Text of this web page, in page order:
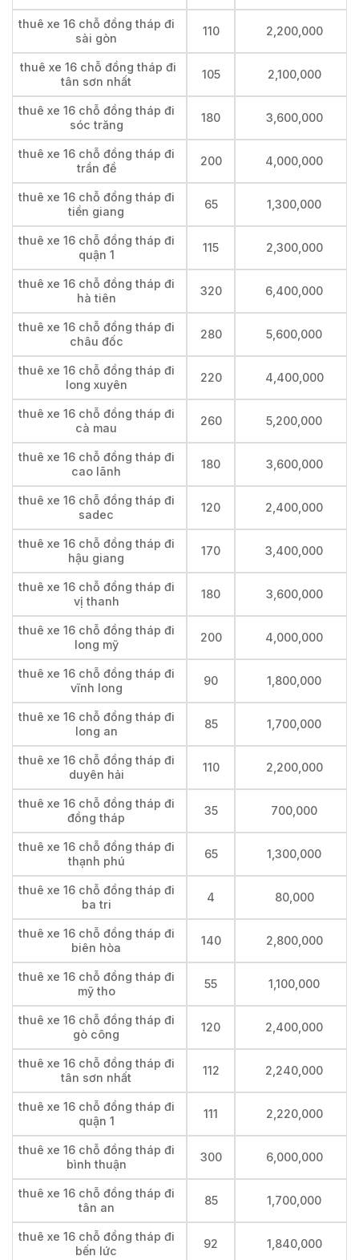
thuê xe 16 chỗ đồng tháp đi
sài gòn
110 2,200,000
thuê xe 16 chỗ đồng tháp đi
tân sơn nhất
105 2,100,000
thuê xe 16 chỗ đồng tháp đi
sóc trăng
180 3,600,000
thuê xe 16 chỗ đồng tháp đi
trần đề
200 4,000,000
thuê xe 16 chỗ đồng tháp đi
tiền giang
65 1,300,000
thuê xe 16 chỗ đồng tháp đi
quận 1
115 2,300,000
thuê xe 16 chỗ đồng tháp đi
hà tiên
320 6,400,000
thuê xe 16 chỗ đồng tháp đi
châu đốc
280 5,600,000
thuê xe 16 chỗ đồng tháp đi
long xuyên
220 4,400,000
thuê xe 16 chỗ đồng tháp đi
cà mau
260 5,200,000
thuê xe 16 chỗ đồng tháp đi
cao lãnh
180 3,600,000
thuê xe 16 chỗ đồng tháp đi
sadec
120 2,400,000
thuê xe 16 chỗ đồng tháp đi
hậu giang
170 3,400,000
thuê xe 16 chỗ đồng tháp đi
vị thanh
180 3,600,000
thuê xe 16 chỗ đồng tháp đi
long mỹ
200 4,000,000
thuê xe 16 chỗ đồng tháp đi
vĩnh long
90 1,800,000
thuê xe 16 chỗ đồng tháp đi
long an
85 1,700,000
thuê xe 16 chỗ đồng tháp đi
duyên hải
110 2,200,000
thuê xe 16 chỗ đồng tháp đi
đồng tháp
35 700,000
thuê xe 16 chỗ đồng tháp đi
thạnh phú
65 1,300,000
thuê xe 16 chỗ đồng tháp đi
ba tri
4 80,000
thuê xe 16 chỗ đồng tháp đi
biên hòa
140 2,800,000
thuê xe 16 chỗ đồng tháp đi
mỹ tho
55 1,100,000
thuê xe 16 chỗ đồng tháp đi
gò công
120 2,400,000
thuê xe 16 chỗ đồng tháp đi
tân sơn nhất
112 2,240,000
thuê xe 16 chỗ đồng tháp đi
quận 1
111 2,220,000
thuê xe 16 chỗ đồng tháp đi
bình thuận
300 6,000,000
thuê xe 16 chỗ đồng tháp đi
tân an
85 1,700,000
thuê xe 16 chỗ đồng tháp đi
bến lức
92 1,840,000